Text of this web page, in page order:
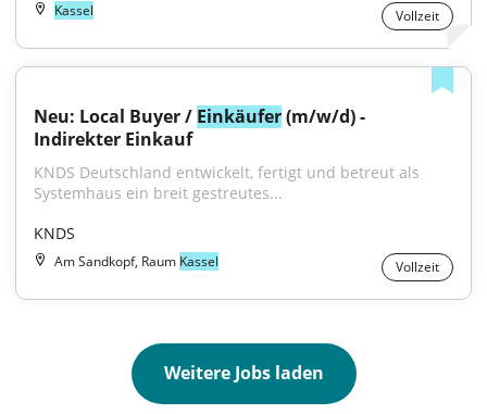
Kassel Vollzeit
Neu: Local Buyer / Einkäufer (m/w/d) -
Indirekter Einkauf
KNDS Deutschland entwickelt, fertigt und betreut als
Systemhaus ein breit gestreutes...
KNDS
Am Sandkopf, Raum Kassel Vollzeit
Weitere Jobs laden